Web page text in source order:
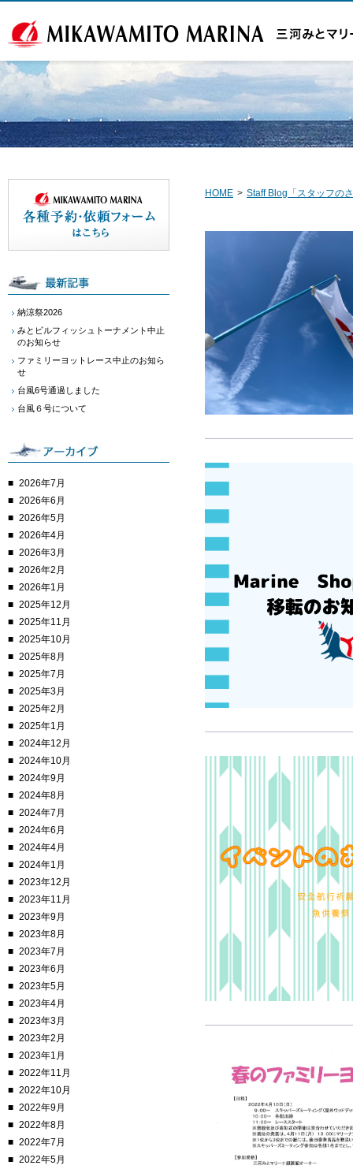
HOME > Staff Blog「スタッフの
納涼祭2026
みとビルフィッシュトーナメント中止
のお知らせ
ファミリーヨットレース中止のお知ら
せ
台風6号通過しました
台風６号について
2026年7月
2026年6月
2026年5月
2026年4月
2026年3月
2026年2月
2026年1月
2025年12月
2025年11月
2025年10月
2025年8月
2025年7月
2025年3月
2025年2月
2025年1月
2024年12月
2024年10月
2024年9月
2024年8月
2024年7月
2024年6月
2024年4月
2024年1月
2023年12月
2023年11月
2023年9月
2023年8月
2023年7月
2023年6月
2023年5月
2023年4月
2023年3月
2023年2月
2023年1月
2022年11月
2022年10月
2022年9月
2022年8月
2022年7月
2022年5月